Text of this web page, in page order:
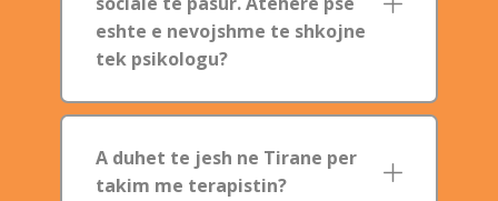
eshte e nevojshme te shkojne
tek psikologu?
A duhet te jesh ne Tirane per
takim me terapistin?